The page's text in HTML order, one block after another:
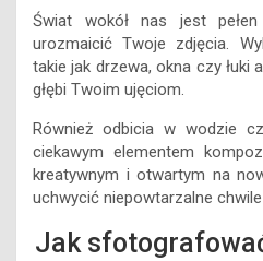
Świat wokół nas jest
urozmaicić Twoje zdjęcia.
takie jak drzewa, okna czy łuki
głębi Twoim ujęciom.
Również odbicia w wodzie
ciekawym elementem
kreatywnym i otwartym na
uchwycić niepowtarzalne
Jak